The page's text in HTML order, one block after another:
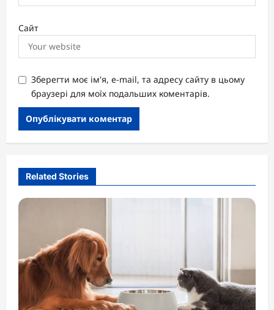
Сайт
Зберегти моє ім'я, e-mail, та адресу сайту в цьому
браузері для моїх подальших коментарів.
Related Stories